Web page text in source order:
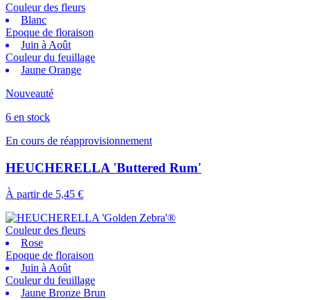
Couleur des fleurs
Blanc
Epoque de floraison
Juin à Août
Couleur du feuillage
Jaune Orange
Nouveauté
6 en stock
En cours de réapprovisionnement
HEUCHERELLA 'Buttered Rum'
À partir de 5,45 €
Couleur des fleurs
Rose
Epoque de floraison
Juin à Août
Couleur du feuillage
Jaune Bronze Brun